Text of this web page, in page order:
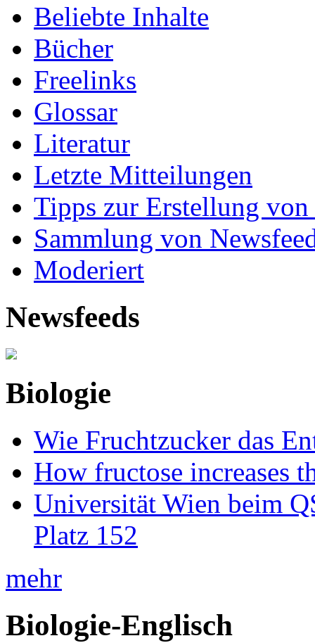
Beliebte Inhalte
Bücher
Freelinks
Glossar
Literatur
Letzte Mitteilungen
Tipps zur Erstellung
Sammlung von
Moderiert
Newsfeeds
Biologie
Wie Fruchtzucker das
How fructose increases
Universität Wien beim
Platz 152
mehr
Biologie-Englisch